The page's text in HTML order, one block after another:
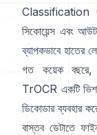
Classification
সিকোয়েন্স এবং
ব্যাপকভাবে হাতের
গত কয়েক বছরে,
TrOCR একটি
ডিকোডার ব্যবহার
বাস্তব ডেটাতে